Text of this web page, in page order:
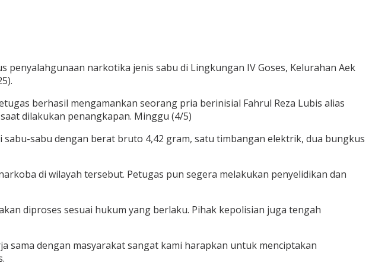
narkotika jenis sabu di Lingkungan IV Goses, Kelurahan Aek
berhasil mengamankan seorang pria berinisial Fahrul Reza Lubis alias
dilakukan penangkapan. Minggu (4/5)
sabu dengan berat bruto 4,42 gram, satu timbangan elektrik, dua bungkus
di wilayah tersebut. Petugas pun segera melakukan penyelidikan dan
diproses sesuai hukum yang berlaku. Pihak kepolisian juga tengah
sama dengan masyarakat sangat kami harapkan untuk menciptakan